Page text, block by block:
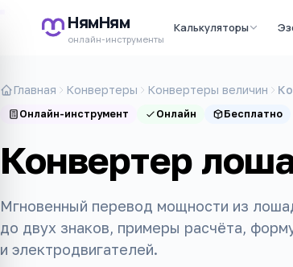
НямНям
онлайн-инструменты
Калькуляторы
Главная Конвертеры Конвертеры величин
Онлайн-инструмент Онлайн Бесплатно
Конвертер
Мгновенный перевод мощности из
до двух знаков, примеры расчёта,
и электродвигателей.